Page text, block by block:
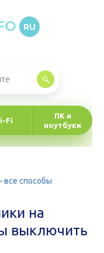
RU
Fi
ПК и
ноутбуки
все способы
на
выключить